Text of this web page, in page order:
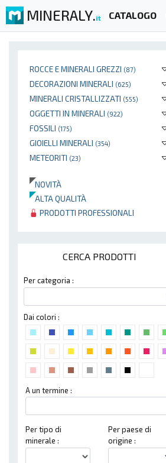
MINERALY.it CATALOGO
ROCCE E MINERALI GREZZI (87)
DECORAZIONI MINERALI (625)
MINERALI CRISTALLIZZATI (555)
OGGETTI IN MINERALI (922)
FOSSILI (175)
GIOIELLI MINERALI (354)
METEORITI (23)
NOVITÀ
ALTA QUALITÀ
PRODOTTI PROFESSIONALI
CERCA PRODOTTI
Per categoria :
Dai colori :
A un termine :
Per tipo di
minerale :
Per paese di
origine :